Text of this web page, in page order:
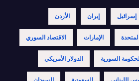
إسرائيل إيران الأردن
الإمارات الاقتصاد السوري
الحكومة السورية الدولار الأمريكي